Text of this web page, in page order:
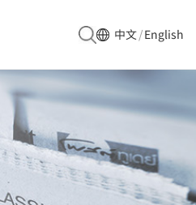
中文/English